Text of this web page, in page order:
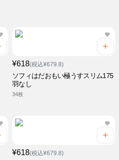
¥618(税込¥679.8)
ソフィはだおもい極うすスリム175
羽なし
34枚
¥618(税込¥679.8)